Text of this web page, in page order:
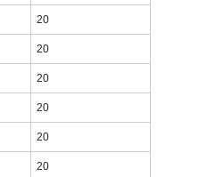
20
20
20
20
20
20